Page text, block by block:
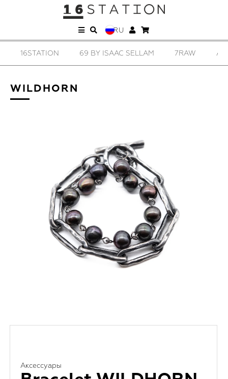
RU
16STATION 69 BY ISAAC SELLAM 7RAW
WILDHORN
Аксессуары